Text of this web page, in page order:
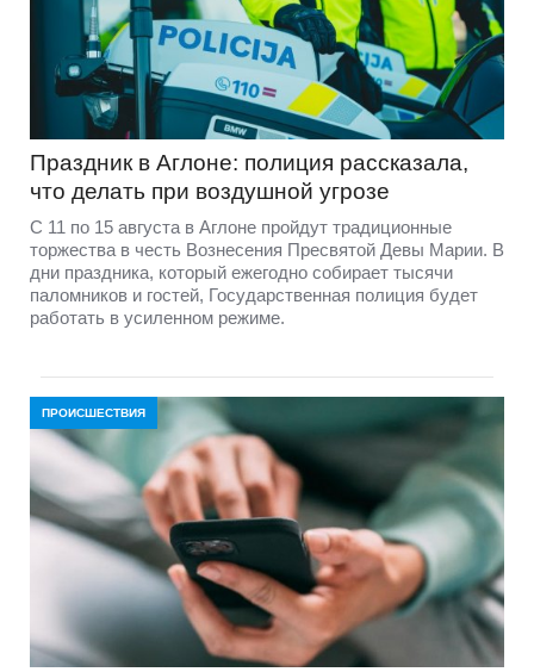
Праздник в Аглоне: полиция рассказала,
что делать при воздушной угрозе
С 11 по 15 августа в Аглоне пройдут традиционные
торжества в честь Вознесения Пресвятой Девы Марии. В
дни праздника, который ежегодно собирает тысячи
паломников и гостей, Государственная полиция будет
работать в усиленном режиме.
ПРОИСШЕСТВИЯ